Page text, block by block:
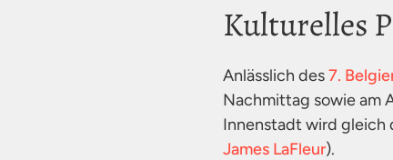
Kulturelles
Anlässlich des 7.
Nachmittag sowie am
Innenstadt wird gleich
James LaFleur).